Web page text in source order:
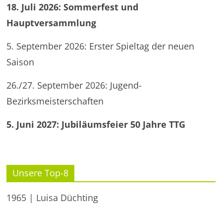
18. Juli 2026: Sommerfest und
Hauptversammlung
5. September 2026: Erster Spieltag der neuen
Saison
26./27. September 2026: Jugend-
Bezirksmeisterschaften
5. Juni 2027: Jubiläumsfeier 50 Jahre TTG
Unsere Top-8
1965 | Luisa Düchting